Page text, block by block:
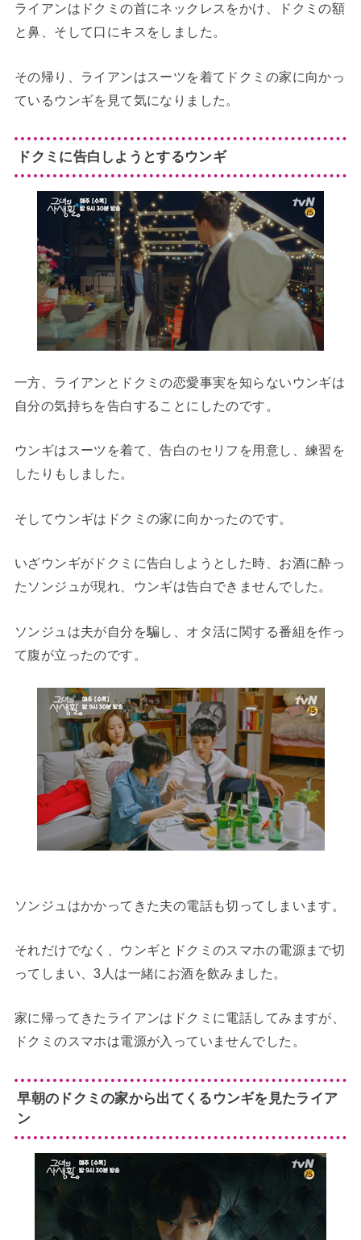
ライアンはドクミの首にネックレスをかけ、ドクミの額
と鼻、そして口にキスをしました。
その帰り、ライアンはスーツを着てドクミの家に向かっ
ているウンギを見て気になりました。
ドクミに告白しようとするウンギ
一方、ライアンとドクミの恋愛事実を知らないウンギは
自分の気持ちを告白することにしたのです。
ウンギはスーツを着て、告白のセリフを用意し、練習を
したりもしました。
そしてウンギはドクミの家に向かったのです。
いざウンギがドクミに告白しようとした時、お酒に酔っ
たソンジュが現れ、ウンギは告白できませんでした。
ソンジュは夫が自分を騙し、オタ活に関する番組を作っ
て腹が立ったのです。
ソンジュはかかってきた夫の電話も切ってしまいます。
それだけでなく、ウンギとドクミのスマホの電源まで切
ってしまい、3人は一緒にお酒を飲みました。
家に帰ってきたライアンはドクミに電話してみますが、
ドクミのスマホは電源が入っていませんでした。
早朝のドクミの家から出てくるウンギを見たライア
ン